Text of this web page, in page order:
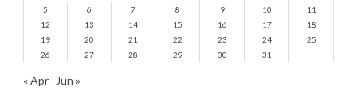
5
6 7 8 9 10
11
12
13 14 15 16 17
18
19
20 21 22 23 24
25
26
27 28 29 30 31
« Apr Jun »